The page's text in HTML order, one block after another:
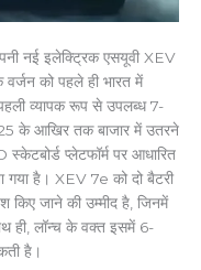
नई इलेक्ट्रिक एसयूवी XEV
को पहले ही भारत में
व्यापक रूप से उपलब्ध 7-
के आखिर तक बाजार में उतरने
प्लेटफॉर्म पर आधारित
है। XEV 7e को दो बैटरी
जाने की उम्मीद है, जिनमें
ही, लॉन्च के वक्त इसमें 6-
है।